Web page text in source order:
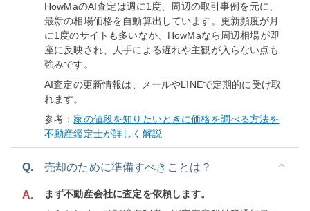
HowMaのAI査定は週に1度、周辺の取引事例を元に、
最新の相場価格を自動算出しています。更新頻度が月
に1度のサイトも多いなか、HowMaなら周辺相場が即
座に反映され、人手による遅れや主観が入らない点も
強みです。
AI査定の更新情報は、メールやLINEで定期的に受け取
れます。
参考：家の値段を知りたいときに価格を調べる方法を
不動産鑑定士が詳しく解説
Q. 売却のために準備すべきことは？
A.
まず不動産会社に査定を依頼します。